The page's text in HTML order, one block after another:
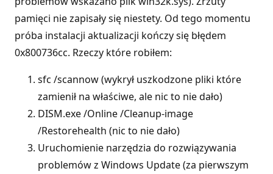
pamięci nie zapisały się niestety. Od tego momentu
próba instalacji aktualizacji kończy się błędem
0x800736cc. Rzeczy które robiłem:
sfc /scannow (wykrył uszkodzone pliki które
zamienił na właściwe, ale nic to nie dało)
DISM.exe /Online /Cleanup-image
/Restorehealth (nic to nie dało)
Uruchomienie narzędzia do rozwiązywania
problemów z Windows Update (za pierwszym